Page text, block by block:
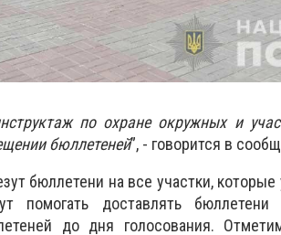
по охране окружных и
бюллетеней”, - говорится в
бюллетени на все участки,
помогать доставлять
до дня голосования.